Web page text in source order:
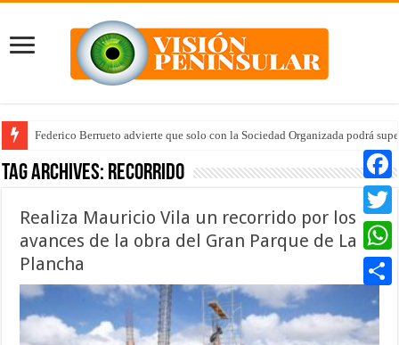
Federico Berrueto advierte que solo con la Sociedad Organizada podrá
Tag Archives: recorrido
Realiza Mauricio Vila un recorrido por los
avances de la obra del Gran Parque de La
Plancha
Twitter